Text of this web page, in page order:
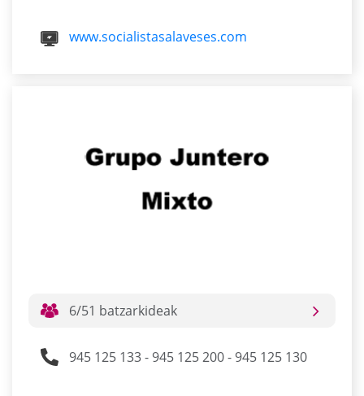
www.socialistasalaveses.com
6/51 batzarkideak
945 125 133 - 945 125 200 - 945 125 130